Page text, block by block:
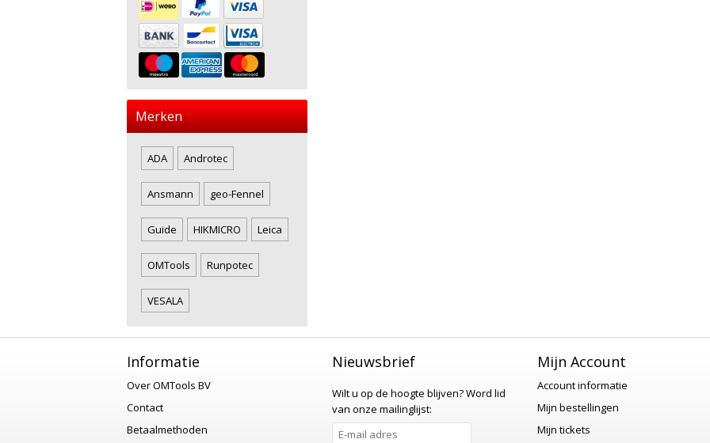
Merken
ADA Androtec
Ansmann geo-Fennel
Guide HIKMICRO Leica
OMTools Runpotec
VESALA
Informatie
Over OMTools BV
Contact
Betaalmethoden
Nieuwsbrief
Wilt u op de hoogte blijven?Word lid
van onze mailinglijst:
Mijn Account
Account informatie
Mijn bestellingen
Mijn tickets